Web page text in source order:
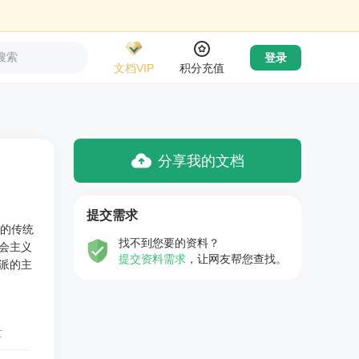
索
文档VIP
积分充值
登录
传统
主义
的主
分享我的文档
提交需求
找不到您要的资料？
提交资料需求 ，让网友帮您查找。